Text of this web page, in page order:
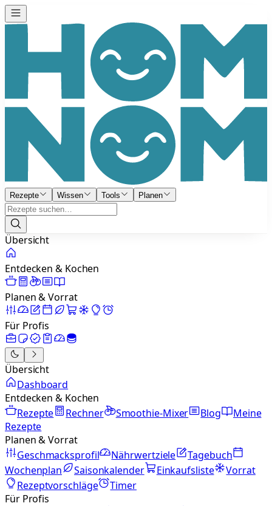
Rezepte Wissen Tools Planen
Übersicht
Entdecken & Kochen
Planen & Vorrat
Für Profis
Übersicht
Dashboard
Entdecken & Kochen
Rezepte
Rechner Smoothie-Mixer Blog
Meine
Rezepte
Planen & Vorrat
Geschmacksprofil
Nährwertziele
Tagebuch
Wochenplan
Saisonkalender Einkaufsliste
Vorrat
Rezeptvorschläge
Timer
Für Profis